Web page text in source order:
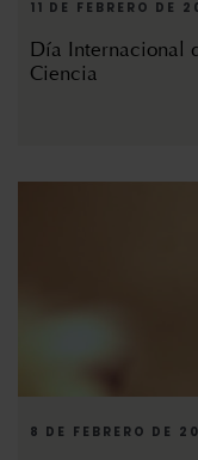
11 DE FEBRERO DE
Día Internacional
Ciencia
8 DE FEBRERO DE